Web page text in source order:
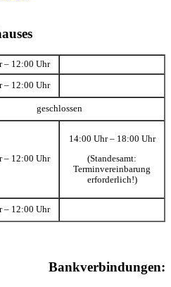
– 12:00 Uhr
– 12:00 Uhr
geschlossen
– 12:00 Uhr
14:00 Uhr – 18:00 Uhr
(Standesamt:
Terminvereinbarung
erforderlich!)
– 12:00 Uhr
Bankverbindungen: